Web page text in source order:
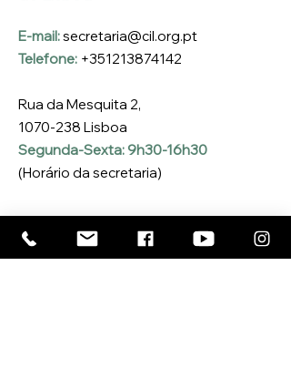
E-mail:secretaria@cil.org.pt
Telefone: +351213874142
Rua da Mesquita 2,
1070-238 Lisboa
Segunda-Sexta: 9h30-16h30
(Horário da secretaria)
Inscreva-se na nossa
Newsletter